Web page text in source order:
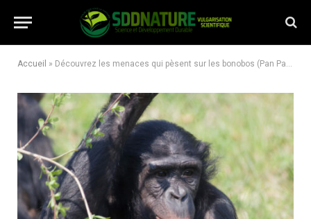
Accueil » Découvrez les menaces qui pèsent sur les bonobos (Pan Paniscus) dans la Réserve Naturelle de Sankuru